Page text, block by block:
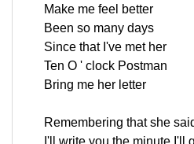
Make me feel better
Been so many days
Since that I've met her
Ten O ' clock Postman
Bring me her letter
Remembering that she